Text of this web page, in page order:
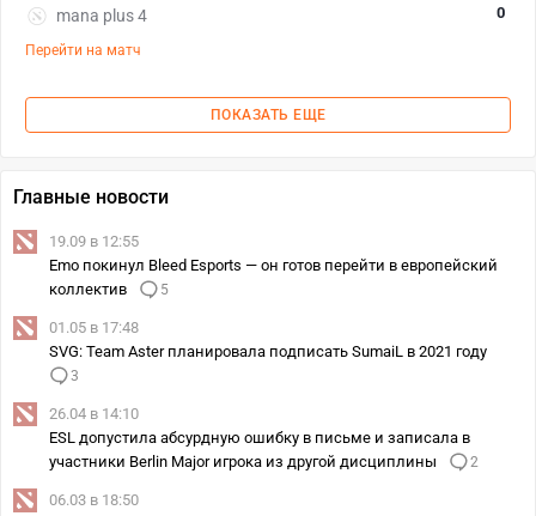
mana plus 4
0
Перейти на матч
ПОКАЗАТЬ ЕЩЕ
Главные новости
19.09 в 12:55
Emo покинул Bleed Esports — он готов перейти в европейский
коллектив
5
01.05 в 17:48
SVG: Team Aster планировала подписать SumaiL в 2021 году
3
26.04 в 14:10
ESL допустила абсурдную ошибку в письме и записала в
участники Berlin Major игрока из другой дисциплины
2
06.03 в 18:50